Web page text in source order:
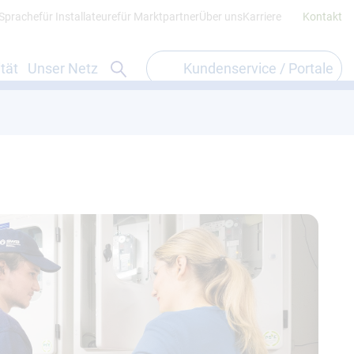
für Installateurefür MarktpartnerÜber unsKarriere Kontakt
Unser Netz Suchformular öffnenKundenservice / Portale